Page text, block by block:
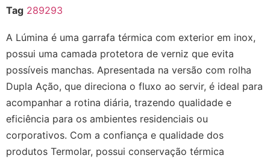
Tag 289293
A Lúmina é uma garrafa térmica com exterior em inox,
possui uma camada protetora de verniz que evita
possíveis manchas. Apresentada na versão com rolha
Dupla Ação, que direciona o fluxo ao servir, é ideal para
acompanhar a rotina diária, trazendo qualidade e
eficiência para os ambientes residenciais ou
corporativos. Com a confiança e qualidade dos
produtos Termolar, possui conservação térmica